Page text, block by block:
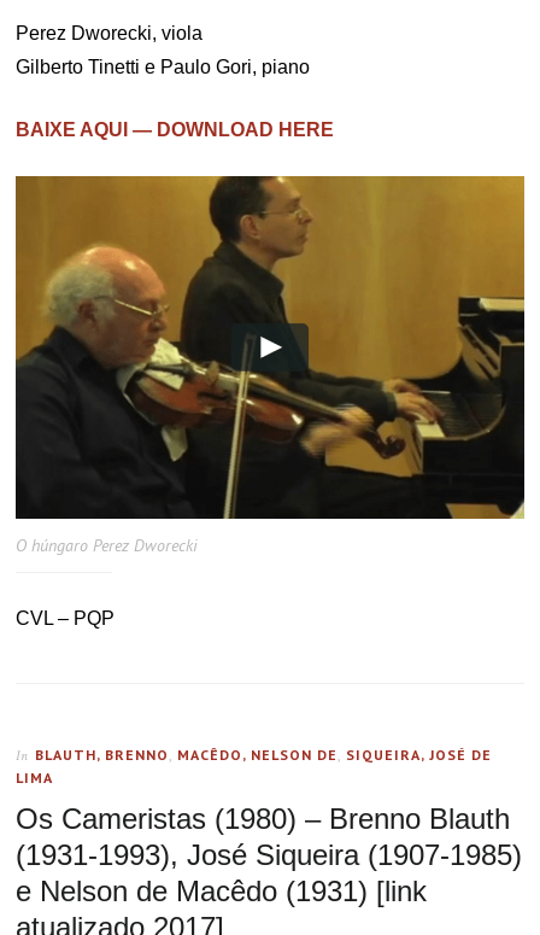
Perez Dworecki, viola
Gilberto Tinetti e Paulo Gori, piano
BAIXE AQUI — DOWNLOAD HERE
O húngaro Perez Dworecki
CVL – PQP
In BLAUTH, BRENNO , MACÊDO, NELSON DE , SIQUEIRA, JOSÉ DE
LIMA
Os Cameristas (1980) – Brenno Blauth
(1931-1993), José Siqueira (1907-1985)
e Nelson de Macêdo (1931) [link
atualizado 2017]